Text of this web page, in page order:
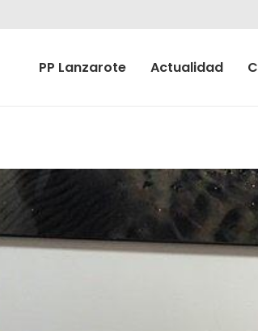
PP Lanzarote Actualidad